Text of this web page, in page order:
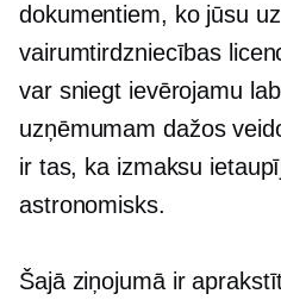
dokumentiem, ko jūsu
vairumtirdzniecības
var sniegt ievērojamu
uzņēmumam dažos
ir tas, ka izmaksu
astronomisks.
Šajā ziņojumā ir